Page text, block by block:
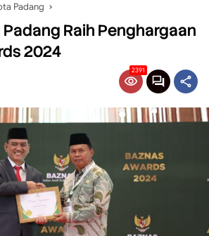
Padang
Padang Raih Penghargaan
2024
2391